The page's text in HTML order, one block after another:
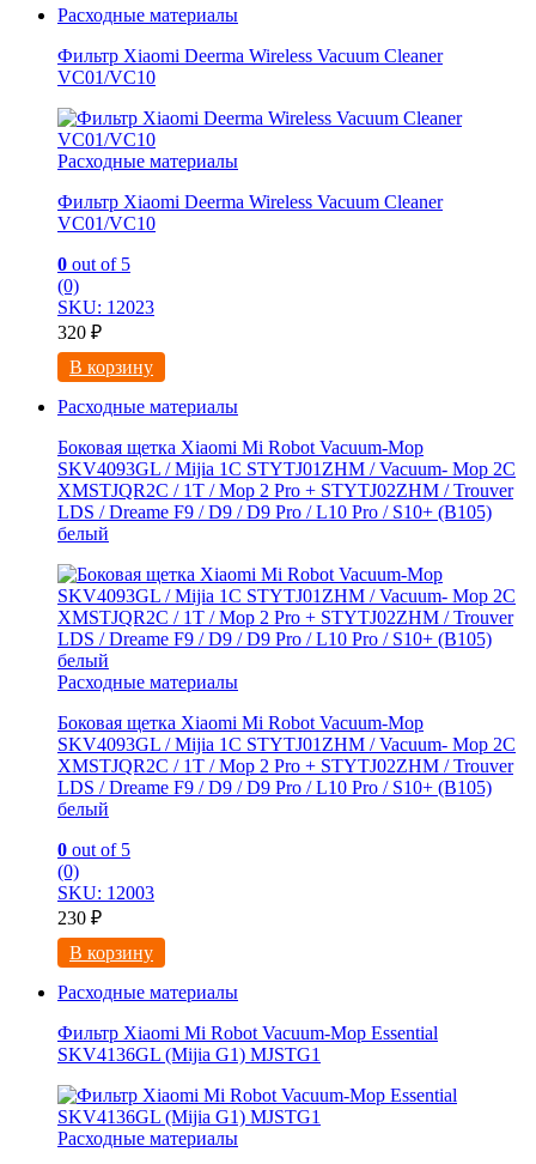
Расходные материалы
Фильтр Xiaomi Deerma Wireless Vacuum Cleaner
VC01/VC10
Расходные материалы
Фильтр Xiaomi Deerma Wireless Vacuum Cleaner
VC01/VC10
0 out of 5
(0)
SKU: 12023
320 ₽
В корзину
Расходные материалы
Боковая щетка Xiaomi Mi Robot Vacuum-Mop
SKV4093GL / Mijia 1C STYTJ01ZHM / Vacuum- Mop 2C
XMSTJQR2C / 1T / Mop 2 Pro + STYTJ02ZHM / Trouver
LDS / Dreame F9 / D9 / D9 Pro / L10 Pro / S10+ (B105)
белый
Расходные материалы
Боковая щетка Xiaomi Mi Robot Vacuum-Mop
SKV4093GL / Mijia 1C STYTJ01ZHM / Vacuum- Mop 2C
XMSTJQR2C / 1T / Mop 2 Pro + STYTJ02ZHM / Trouver
LDS / Dreame F9 / D9 / D9 Pro / L10 Pro / S10+ (B105)
белый
0 out of 5
(0)
SKU: 12003
230 ₽
В корзину
Расходные материалы
Фильтр Xiaomi Mi Robot Vacuum-Mop Essential
SKV4136GL (Mijia G1) MJSTG1
Расходные материалы